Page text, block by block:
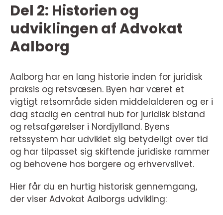
Del 2: Historien og
udviklingen af Advokat
Aalborg
Aalborg har en lang historie inden for juridisk
praksis og retsvæsen. Byen har været et
vigtigt retsområde siden middelalderen og er i
dag stadig en central hub for juridisk bistand
og retsafgørelser i Nordjylland. Byens
retssystem har udviklet sig betydeligt over tid
og har tilpasset sig skiftende juridiske rammer
og behovene hos borgere og erhvervslivet.
Hier får du en hurtig historisk gennemgang,
der viser Advokat Aalborgs udvikling: